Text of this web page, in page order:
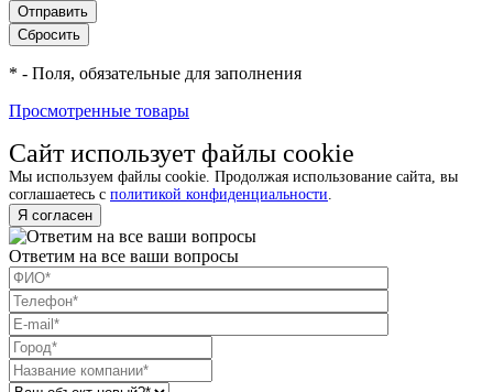
* - Поля, обязательные для заполнения
Просмотренные товары
Сайт использует файлы cookie
Мы используем файлы cookie. Продолжая использование сайта, вы
соглашаетесь с политикой конфиденциальности
Я согласен
Ответим на все ваши вопросы